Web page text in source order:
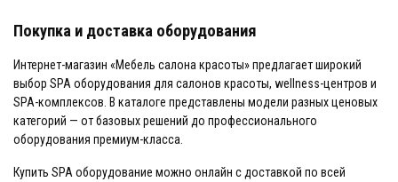
Покупка и доставка оборудования
Интернет-магазин «Мебель салона красоты» предлагает широкий
выбор SPA оборудования для салонов красоты, wellness-центров и
SPA-комплексов. В каталоге представлены модели разных ценовых
категорий — от базовых решений до профессионального
оборудования премиум-класса.
Купить SPA оборудование можно онлайн с доставкой по всей